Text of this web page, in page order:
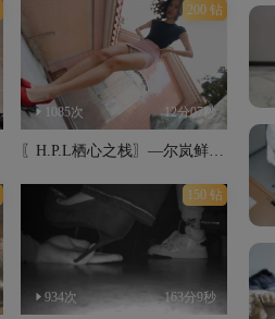
200 钻
1085次 12分07秒
〖H.P.L栖心之栈〗—尔岚鲜红高跟踩爆牛蛙
150 钻
934次 163分9秒